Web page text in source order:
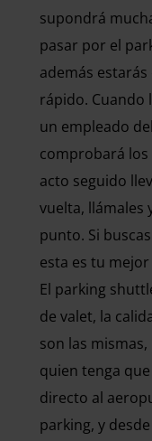
supondrá
pasar por el
además
rápido. Cuando
un empleado
comprobará
acto seguido
vuelta, llámales
punto. Si
esta es tu
El parking
de valet, la
son las
quien tenga
directo al
parking, y